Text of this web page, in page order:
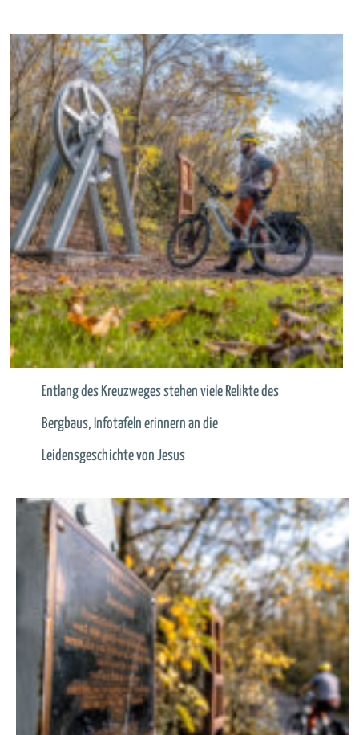
Entlang des Kreuzweges stehen viele Relikte des
Bergbaus, Infotafeln erinnern an die
Leidensgeschichte von Jesus